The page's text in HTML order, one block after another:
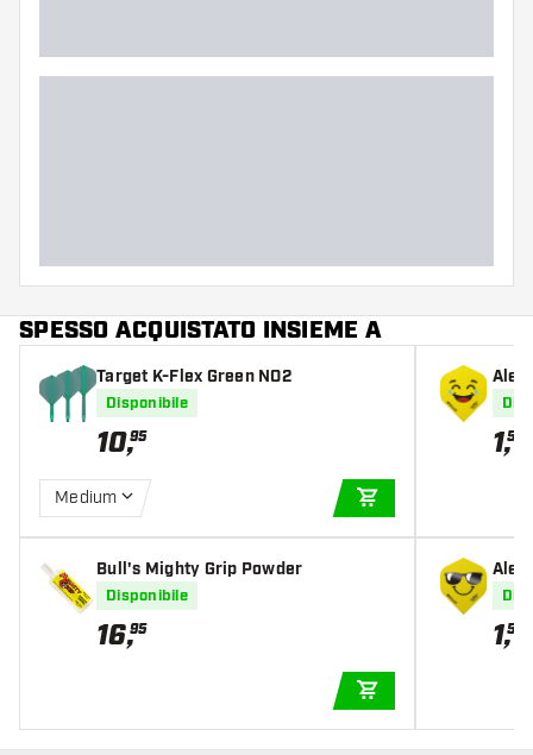
SPESSO ACQUISTATO INSIEME A
Target K-Flex Green NO2
Disponibile
10,95
Medium
Bull's Mighty Grip Powder
Disponibile
16,95
g
1,50
Std.
1,50